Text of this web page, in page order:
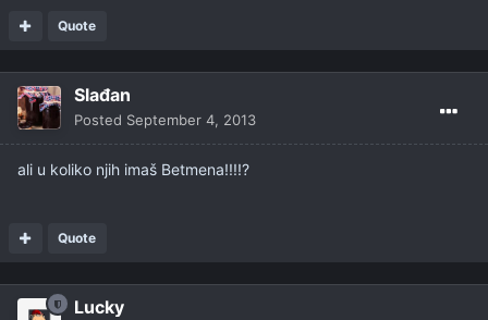
Quote
Slađan
Posted September 4, 2013
ali u koliko njih imaš Betmena!!!!?
Quote
Lucky